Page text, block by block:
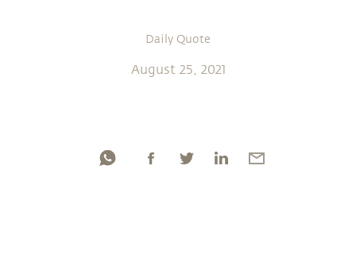
Daily Quote
August 25, 2021